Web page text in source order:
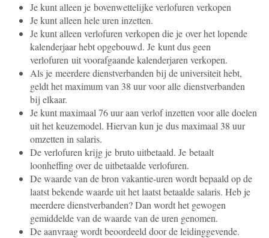
Je kunt alleen je bovenwettelijke verlofuren verkopen
Je kunt alleen hele uren inzetten.
Je kunt alleen verlofuren verkopen die je over het lopende
kalenderjaar hebt opgebouwd. Je kunt dus geen
verlofuren uit voorafgaande kalenderjaren verkopen.
Als je meerdere dienstverbanden bij de universiteit hebt,
geldt het maximum van 38 uur voor alle dienstverbanden
bij elkaar.
Je kunt maximaal 76 uur aan verlof inzetten voor alle doelen
uit het keuzemodel. Hiervan kun je dus maximaal 38 uur
omzetten in salaris.
De verlofuren krijg je bruto uitbetaald. Je betaalt
loonheffing over de uitbetaalde verlofuren.
De waarde van de bron vakantie-uren wordt bepaald op de
laatst bekende waarde uit het laatst betaalde salaris. Heb je
meerdere dienstverbanden? Dan wordt het gewogen
gemiddelde van de waarde van de uren genomen.
De aanvraag wordt beoordeeld door de leidinggevende.